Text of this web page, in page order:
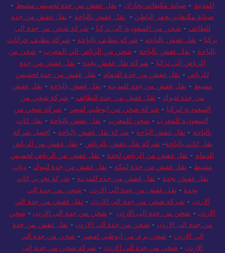
للمدينة - صيانة مكيفات بجازان - نقل عفش من جدة لخميس مشيط -
صيانة مكيفات بحفر الباطن - نقل عفش بالباحة - نقل عفش من جدة
للطائف - شحن من السعودية الى تركيا - شركة شحن من جدة الى
تركيا - نقل عفش بالباحة - شركة تنظيف بالباحة - شركة تنظيف خزانات
بالباحة - نقل عفش بالباحة - شحن من الرياض الي المغرب - شحن من
الرياض الى تركيا - شركة نقل عفش بجدة - نقل عفش من جدة
للرياض - نقل عفش من جدة للدمام - نقل عفش من جدة لخميس
مشيط - نقل عفش من جدة للمدينة - نقل عفش بالباحة - نقل عفش
من جدة لتبوك - نقل عفش من جدة للطائف - شركة شحن من
السعودية لتركيا - شركة شحن من ابوظبي لمصر - شركة شحن من
السعودية للمغرب - شحن للمغرب - نقل عفش بالباحة - نقل اثاث
بالباحة - نقل عفش الباحة - شركة نقل عفش بالباحة - افضل شركة
نقل اثاث بالباحة- شركة نقل عفش بالرياض - نقل عفش من الرياض
للدمام - نقل عفش من الرياض لجدة - نقل عفش من الرياض لخميس
مشيط - نقل عفش من جدة لمكة - نقل عفش من جدة لتبوك - دباب
نقل عفش بجدة - نقل عفش من جدة للمدينة - شركة تخزين اثاث
بجدة - نقل عفش من جدة الي الاردن - شحن من جدة الى
الاردن - شركة شحن من جدة الى الاردن - نقل عفش من جدة الي
الاردن - شحن من جدة الى الاردن - شحن من جدة الى الاردن - شحن
من جدة الى الاردن - شحن من جدة الى الاردن - نقل عفش من جدة
الي الاردن - شحن بري من ابوظبي لمصر - شحن من جدة الى
الاردن - شحن من جدة الى الاردن - شركة شحن من جدة إلى